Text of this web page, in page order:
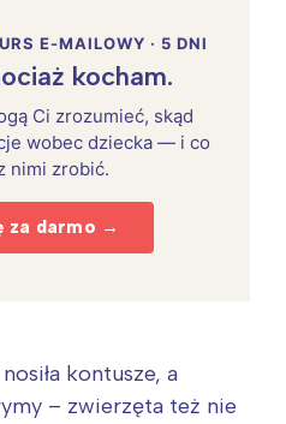
E-MAILOWY · 5 DNI
kocham.
Ci zrozumieć, skąd
wobec dziecka — i co
nimi zrobić.
za darmo →
kontusze, a
– zwierzęta też nie